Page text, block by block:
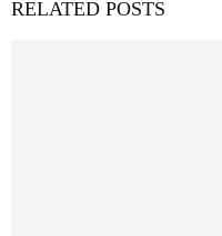
RELATED POSTS